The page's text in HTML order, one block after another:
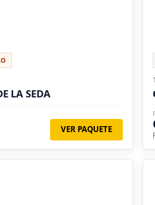
LA SEDA
VER PAQUETE